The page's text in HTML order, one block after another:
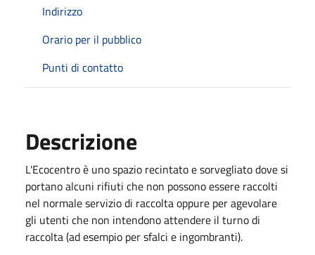
Indirizzo
Orario per il pubblico
Punti di contatto
Descrizione
L'Ecocentro è uno spazio recintato e sorvegliato dove si
portano alcuni rifiuti che non possono essere raccolti
nel normale servizio di raccolta oppure per agevolare
gli utenti che non intendono attendere il turno di
raccolta (ad esempio per sfalci e ingombranti).